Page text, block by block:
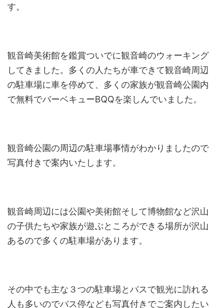
す。
観音崎美術館を鑑賞ついでに観音崎のウォーキング
してきました。多くの人たちが車できて観音崎周辺
の駐車場に車を停めて、多くの家族が観音崎公園内
で無料でバーベキューBQQを楽しんでいました。
観音崎公園の周辺の駐車場事情がわかりましたので
写真付きで案内いたします。
観音崎周辺には公園や美術館そして博物館など沢山
の子供たちや家族が遊ぶところができる場所が沢山
あるので多くの駐車場があります。
その中でも主な３つの駐車場とバスで観光に訪れる
人も多いのでバス停なども写真付きでご案内したい